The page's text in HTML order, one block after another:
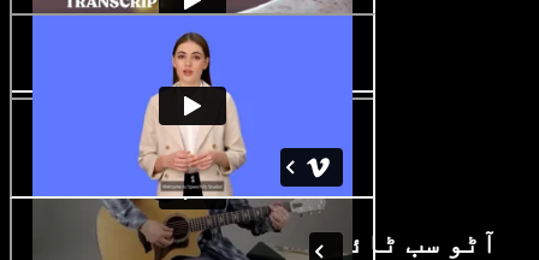
AI آٹو سب ٹائٹل جنریٹر خصوصیات